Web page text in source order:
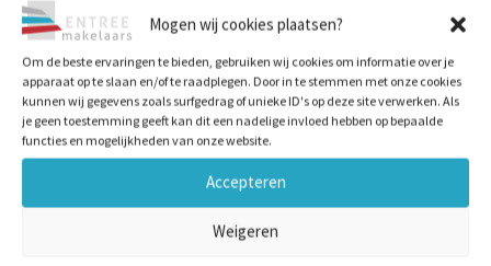
Mogen wij cookies plaatsen?
Om de beste ervaringen te bieden, gebruiken wij cookies om informatie over je
apparaat op te slaan en/of te raadplegen. Door in te stemmen met onze cookies
kunnen wij gegevens zoals surfgedrag of unieke ID's op deze site verwerken. Als
je geen toestemming geeft kan dit een nadelige invloed hebben op bepaalde
functies en mogelijkheden van onze website.
Accepteren
Weigeren
vloerverwarming. Daarnaast is er op deze etage
een 2e badkamer voorzien van douche. Ook deze
verdieping is voorzien van gestucte wanden en
plafonds.
De woning beschikt over een royale zolder.
Bij de onlangs uitgevoerde renovaties is aan alles
gedacht. Niet alleen optische zaken zijn